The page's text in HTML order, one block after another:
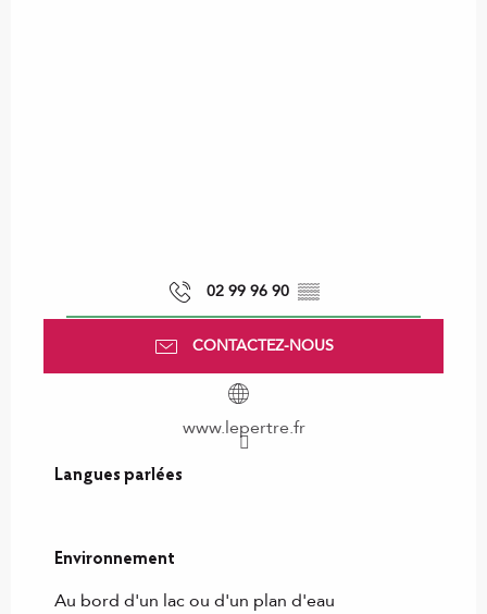
02 99 96 90 ▒▒
CONTACTEZ-NOUS
www.lepertre.fr
Langues parlées
Langues parlées
Environnement
Environnement
Au bord d'un lac ou d'un plan d'eau